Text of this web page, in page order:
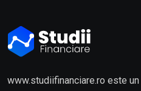
www.studiifinanciare.ro este